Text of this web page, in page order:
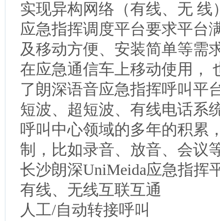
实现异构网络（有线、无
应急指挥调度平台要求平台
及移动方便、安装简单等需
在应急通信车上移动使用，
了朗深语音应急指挥呼叫平
短波、超短波、有线电话系
呼叫中心领域的多年的积累
制，比如录音、放音、会议
长沙朗深UniMeida应急指挥
有线、无线互联互通
人工/自动转接呼叫